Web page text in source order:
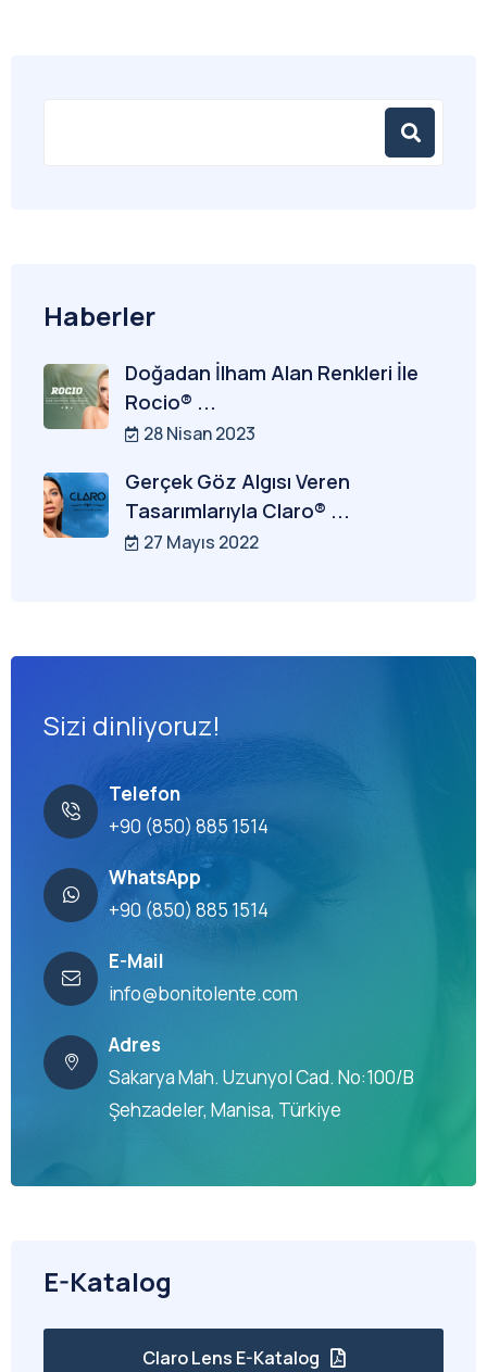
Haberler
Doğadan İlham Alan Renkleri İle
Rocio® ...
28 Nisan 2023
Gerçek Göz Algısı Veren
Tasarımlarıyla Claro® ...
27 Mayıs 2022
Sizi dinliyoruz!
Telefon
+90 (850) 885 1514
WhatsApp
+90 (850) 885 1514
E-Mail
info@bonitolente.com
Adres
Sakarya Mah. Uzunyol Cad. No:100/B
Şehzadeler, Manisa, Türkiye
E-Katalog
Claro Lens E-Katalog